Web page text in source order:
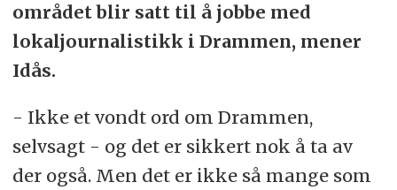
området blir satt til å jobbe med
lokaljournalistikk i Drammen, mener
Idås.
- Ikke et vondt ord om Drammen,
selvsagt - og det er sikkert nok å ta av
der også. Men det er ikke så mange som